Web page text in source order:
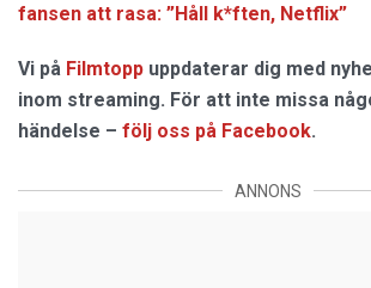
fansen att rasa: ”Håll k*ften, Netflix”
Vi på Filmtopp uppdaterar dig med
inom streaming. För att inte missa
händelse – följ oss på Facebook.
ANNONS